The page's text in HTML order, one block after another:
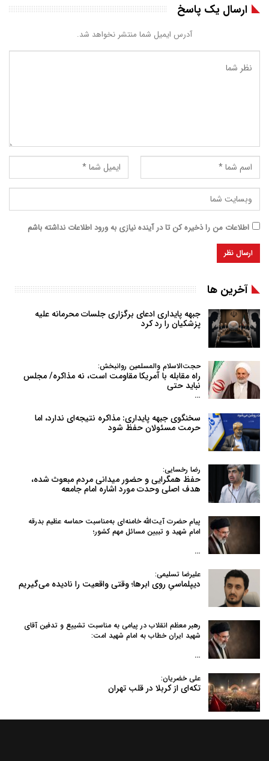
ارسال یک پاسخ
آدرس ایمیل شما منتشر نخواهد شد.
اطلاعات من را ذخیره کن تا در آینده نیازی به ورود اطلاعات نداشته باشم
آخرین ها
جبهه پایداری ادعای برگزاری جلسات محرمانه علیه
پزشکیان را رد کرد
حجت‌الاسلام والمسلمین روانبخش:
راه مقابله با آمریکا مقاومت است، نه مذاکره/ مجلس
نباید حتی
…
سخنگوی جبهه پایداری: مذاکره نتیجه‌ای ندارد، اما
حرمت مسئولان حفظ شود
رضا رخسایی:
حفظ همگرایی و حضور میدانی مردم مبعوث شده،
هدف اصلی وحدت مورد اشاره امام جامعه
پیام حضرت آیت‌الله خامنه‌ای به‌مناسبت حماسه عظیم بدرقه
امام شهید و تبیین مسائل مهم کشور؛
…
علیرضا تسلیمی:
دیپلماسیِ روی ابرها؛ وقتی واقعیت را نادیده می‌گیریم
رهبر معظم انقلاب در پیامی به‌ مناسبت تشییع و تدفین آقای
شهید ایران خطاب به امام شهید امت:
…
علی خضریان:
تکه‌ای از کربلا در قلب تهران